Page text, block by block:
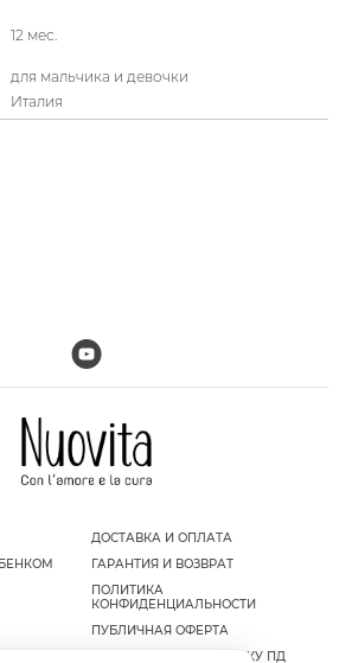
12 мес.
для мальчика и девочки
Италия
ДОСТАВКА И ОПЛАТА
ГАРАНТИЯ И ВОЗВРАТ
ПОЛИТИКА
КОНФИДЕНЦИАЛЬНОСТИ
ПУБЛИЧНАЯ ОФЕРТА
СОГЛАСИЕ НА ОБРАБОТКУ ПД